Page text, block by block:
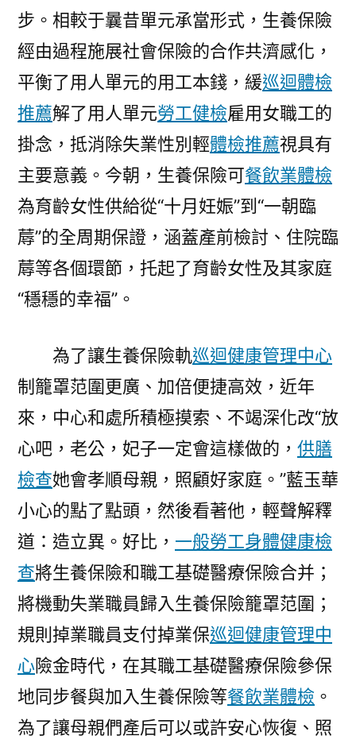
步。相較于曩昔單元承當形式，生養保險
經由過程施展社會保險的合作共濟感化，
平衡了用人單元的用工本錢，緩巡迴體檢
推薦解了用人單元勞工健檢雇用女職工的
掛念，抵消除失業性別輕體檢推薦視具有
主要意義。今朝，生養保險可餐飲業體檢
為育齡女性供給從“十月妊娠”到“一朝臨
蓐”的全周期保證，涵蓋產前檢討、住院臨
蓐等各個環節，托起了育齡女性及其家庭
“穩穩的幸福”。
為了讓生養保險軌巡迴健康管理中心
制籠罩范圍更廣、加倍便捷高效，近年
來，中心和處所積極摸索、不竭深化改“放
心吧，老公，妃子一定會這樣做的， 供膳
檢查她會孝順母親，照顧好家庭。”藍玉華
小心的點了點頭，然後看著他，輕聲解釋
道：造立異。好比， 一般勞工身體健康檢
查將生養保險和職工基礎醫療保險合并；
將機動失業職員歸入生養保險籠罩范圍；
規則掉業職員支付掉業保巡迴健康管理中
心險金時代，在其職工基礎醫療保險參保
地同步餐與加入生養保險等餐飲業體檢 。
為了讓母親們產后可以或許安心恢復、照